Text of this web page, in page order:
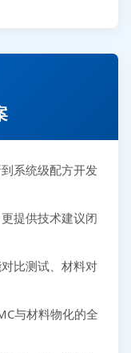
系统级配方开发
提供技术建议闭
比测试、材料对
与材料物化的全